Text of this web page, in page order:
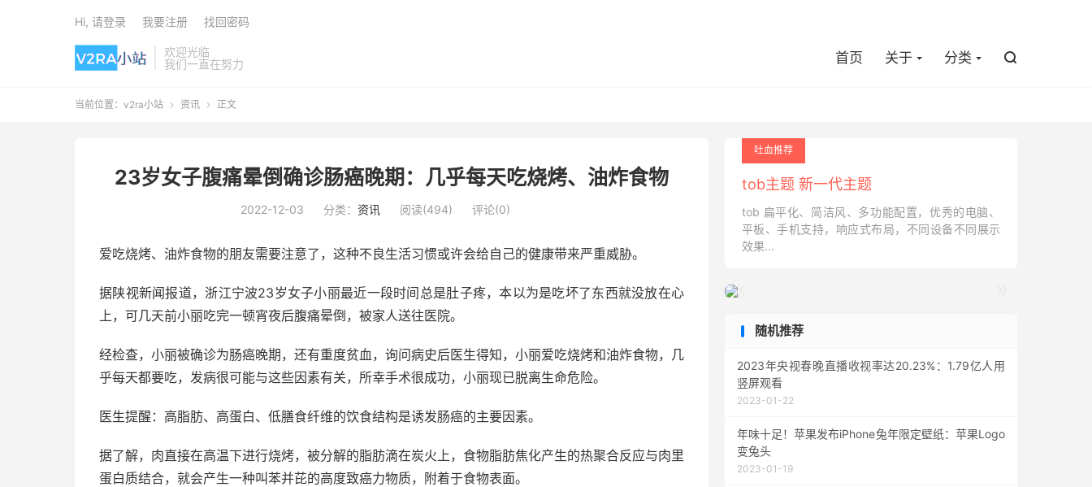
欢迎光临
我们一直在努力
首页 关于 分类 
Hi, 请登录 我要注册 找回密码
当前位置： v2ra小站  资讯  正文
23岁女子腹痛晕倒确诊肠癌晚期：几乎每天吃烧烤、油炸食物
2022-12-03 分类： 资讯 阅读(494) 评论(0)
爱吃烧烤、油炸食物的朋友需要注意了，这种不良生活习惯或许会给自己的健康带来严重威胁。
据陕视新闻报道，浙江宁波23岁女子小丽最近一段时间总是肚子疼，本以为是吃坏了东西就没放在心
上，可几天前小丽吃完一顿宵夜后腹痛晕倒，被家人送往医院。
经检查，小丽被确诊为肠癌晚期，还有重度贫血，询问病史后医生得知，小丽爱吃烧烤和油炸食物，几
乎每天都要吃，发病很可能与这些因素有关，所幸手术很成功，小丽现已脱离生命危险。
医生提醒：高脂肪、高蛋白、低膳食纤维的饮食结构是诱发肠癌的主要因素。
据了解，肉直接在高温下进行烧烤，被分解的脂肪滴在炭火上，食物脂肪焦化产生的热聚合反应与肉里
蛋白质结合，就会产生一种叫苯并芘的高度致癌力物质，附着于食物表面。
吐血推荐
tob主题 新一代主题
tob 扁平化、简洁风、多功能配置，优秀的电脑、
平板、手机支持，响应式布局，不同设备不同展示
效果...

随机推荐
2023年央视春晚直播收视率达20.23%：1.79亿人用
竖屏观看
2023-01-22
年味十足！苹果发布iPhone兔年限定壁纸：苹果Logo
变兔头
2023-01-19